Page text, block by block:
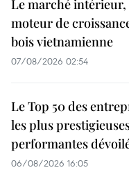
Le marché intérieur,
moteur de
bois vietnamienne
07/08/2026 02:54
Le Top 50 des
les plus
performantes
06/08/2026 16:05